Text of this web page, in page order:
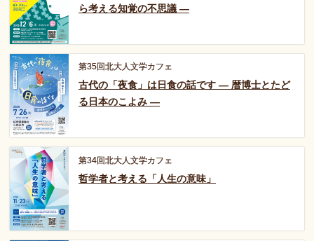
ら考える知覚の不思議 ―
第35回北大人文学カフェ
古代の「夜食」は日食の話です ― 暦博士とたど
る日本のこよみ ―
第34回北大人文学カフェ
哲学者と考える「人生の意味」